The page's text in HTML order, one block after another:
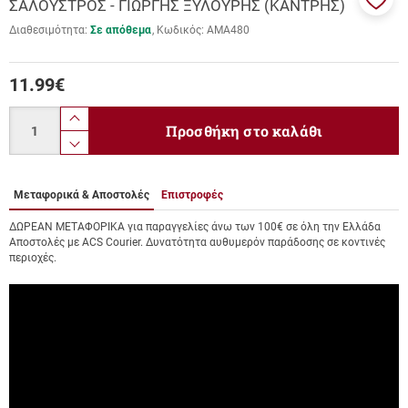
ΣΑΛΟΥΣΤΡΟΣ - ΓΙΩΡΓΗΣ ΞΥΛΟΥΡΗΣ (ΚΑΝΤΡΗΣ)
Διαθεσιμότητα: Σε απόθεμα Κωδικός: ΑΜΑ480
11.99€
product.increase.quantity
product.decrease.quantity
Προσθήκη στο καλάθι
Μεταφορικά & Αποστολές Επιστροφές
ΔΩΡΕΑΝ ΜΕΤΑΦΟΡΙΚΑ για παραγγελίες άνω των 100€ σε όλη την Ελλάδα
Αποστολές με ACS Courier. Δυνατότητα αυθυμερόν παράδοσης σε κοντινές
περιοχές.